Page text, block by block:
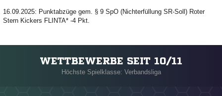
16.09.2025: Punktabzüge gem. § 9 SpO (Nichterfüllung SR-Soll) Roter
Stern Kickers FLINTA* -4 Pkt.
WETTBEWERBE SEIT 10/11
Höchste Spielklasse: Verbandsliga